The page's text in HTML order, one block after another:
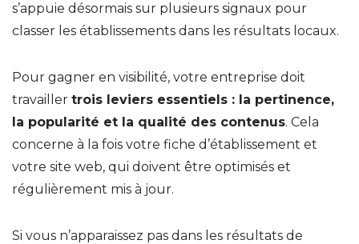
s’appuie désormais sur plusieurs signaux pour
classer les établissements dans les résultats locaux.
Pour gagner en visibilité, votre entreprise doit
travailler trois leviers essentiels : la pertinence,
la popularité et la qualité des contenus. Cela
concerne à la fois votre fiche d’établissement et
votre site web, qui doivent être optimisés et
régulièrement mis à jour.
Si vous n’apparaissez pas dans les résultats de